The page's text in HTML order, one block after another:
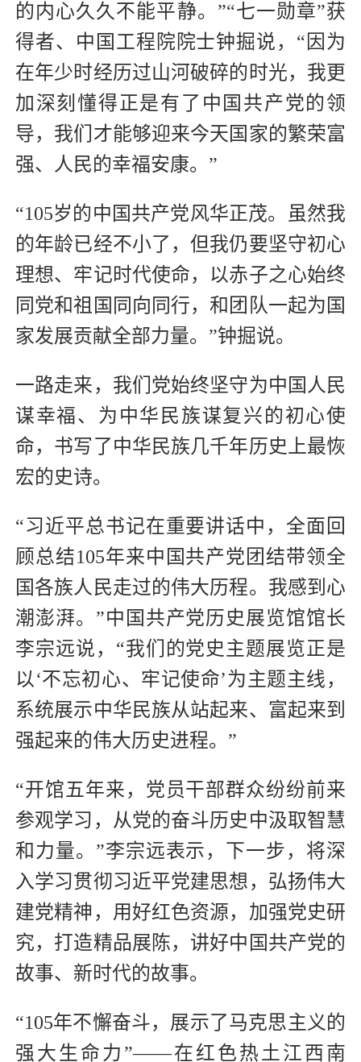
的内心久久不能平静。”“七一勋章”获
得者、中国工程院院士钟掘说，“因为
在年少时经历过山河破碎的时光，我更
加深刻懂得正是有了中国共产党的领
导，我们才能够迎来今天国家的繁荣富
强、人民的幸福安康。”
“105岁的中国共产党风华正茂。虽然我
的年龄已经不小了，但我仍要坚守初心
理想、牢记时代使命，以赤子之心始终
同党和祖国同向同行，和团队一起为国
家发展贡献全部力量。”钟掘说。
一路走来，我们党始终坚守为中国人民
谋幸福、为中华民族谋复兴的初心使
命，书写了中华民族几千年历史上最恢
宏的史诗。
“习近平总书记在重要讲话中，全面回
顾总结105年来中国共产党团结带领全
国各族人民走过的伟大历程。我感到心
潮澎湃。”中国共产党历史展览馆馆长
李宗远说，“我们的党史主题展览正是
以‘不忘初心、牢记使命’为主题主线，
系统展示中华民族从站起来、富起来到
强起来的伟大历史进程。”
“开馆五年来，党员干部群众纷纷前来
参观学习，从党的奋斗历史中汲取智慧
和力量。”李宗远表示，下一步，将深
入学习贯彻习近平党建思想，弘扬伟大
建党精神，用好红色资源，加强党史研
究，打造精品展陈，讲好中国共产党的
故事、新时代的故事。
“105年不懈奋斗，展示了马克思主义的
强大生命力”——在红色热土江西南